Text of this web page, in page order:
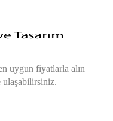
uygun fiyatlarla alın